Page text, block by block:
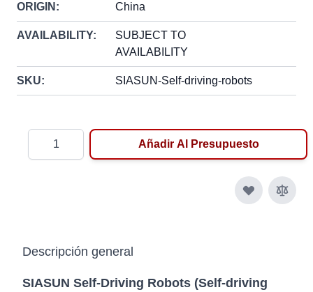
ORIGIN: China
AVAILABILITY:
SUBJECT TO
AVAILABILITY
SKU: SIASUN-Self-driving-robots
Añadir Al Presupuesto
Descripción general
SIASUN Self-Driving Robots (Self-driving